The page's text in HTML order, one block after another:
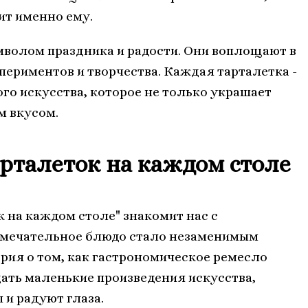
именно ему.
праздника и радости. Они воплощают в
и творчества. Каждая тарталетка -
искусства, которое не только украшает
вкусом.
на каждом столе
на каждом столе" знакомит нас с
блюдо стало незаменимым
о том, как гастрономическое ремесло
маленькие произведения искусства,
радуют глаза.